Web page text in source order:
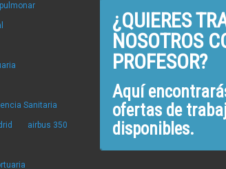
Sanitaria
airbus 350
¿QUIERES
NOSOTROS
PROFESOR?
Aquí
ofertas de
disponibles.